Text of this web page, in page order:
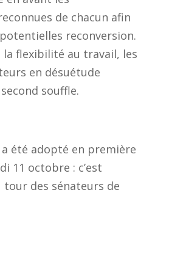
de chacun afin
reconversion.
la flexibilité au travail, les
en désuétude
souffle.
été adopté en première
11 octobre : c’est
des sénateurs de